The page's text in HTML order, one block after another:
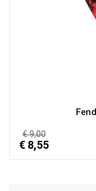
€ 9,00
€ 8,55